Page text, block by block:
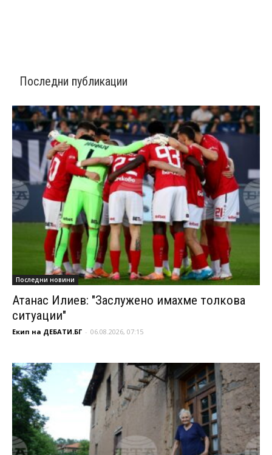
Последни публикации
Последни новини
Атанас Илиев: "Заслужено имахме толкова
ситуации"
Екип на ДЕБАТИ.БГ - 06.08.2026, 07:15